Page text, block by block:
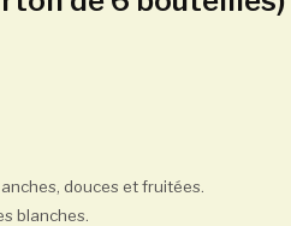
douces et fruitées.
blanches.